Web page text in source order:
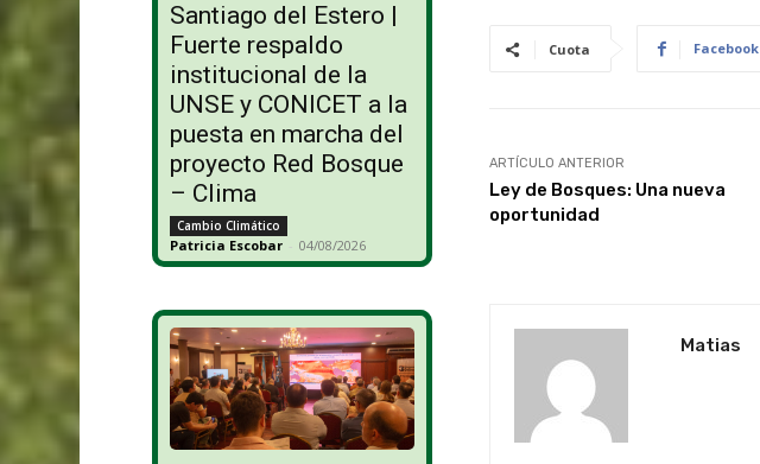
Santiago del Estero |
Fuerte respaldo
institucional de la
UNSE y CONICET a la
puesta en marcha del
proyecto Red Bosque
– Clima
Cambio Climático
Patricia Escobar - 04/08/2026
Cuota Facebook
ARTÍCULO ANTERIOR
Ley de Bosques: Una nueva
oportunidad
Matias